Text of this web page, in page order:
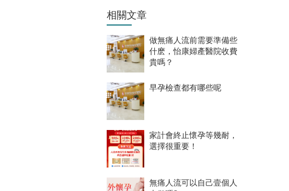
相關文章
做無痛人流前需要準備些
什麽，怡康婦產醫院收費
貴嗎？
早孕檢查都有哪些呢
家計會終止懷孕等幾耐，
選擇很重要！
無痛人流可以自己壹個人